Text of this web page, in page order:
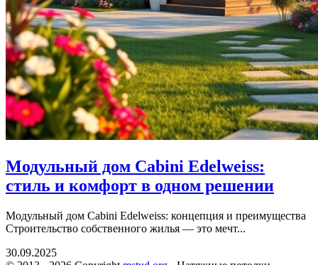
Модульный дом Cabini Edelweiss:
стиль и комфорт в одном решении
Модульный дом Cabini Edelweiss: концепция и преимущества
Строительство собственного жилья — это мечт...
30.09.2025